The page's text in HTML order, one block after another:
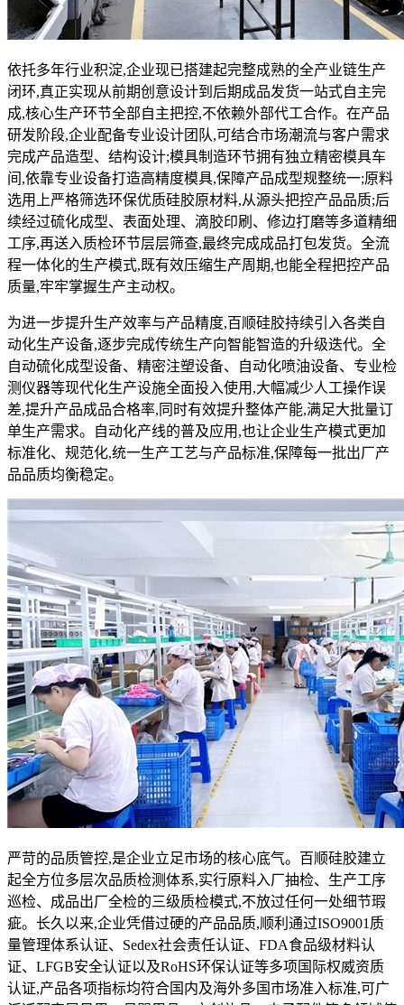
依托多年行业积淀,企业现已搭建起完整成熟的全产业链生产
闭环,真正实现从前期创意设计到后期成品发货一站式自主完
成,核心生产环节全部自主把控,不依赖外部代工合作。在产品
研发阶段,企业配备专业设计团队,可结合市场潮流与客户需求
完成产品造型、结构设计;模具制造环节拥有独立精密模具车
间,依靠专业设备打造高精度模具,保障产品成型规整统一;原料
选用上严格筛选环保优质硅胶原材料,从源头把控产品品质;后
续经过硫化成型、表面处理、滴胶印刷、修边打磨等多道精细
工序,再送入质检环节层层筛查,最终完成成品打包发货。全流
程一体化的生产模式,既有效压缩生产周期,也能全程把控产品
质量,牢牢掌握生产主动权。
为进一步提升生产效率与产品精度,百顺硅胶持续引入各类自
动化生产设备,逐步完成传统生产向智能智造的升级迭代。全
自动硫化成型设备、精密注塑设备、自动化喷油设备、专业检
测仪器等现代化生产设施全面投入使用,大幅减少人工操作误
差,提升产品成品合格率,同时有效提升整体产能,满足大批量订
单生产需求。自动化产线的普及应用,也让企业生产模式更加
标准化、规范化,统一生产工艺与产品标准,保障每一批出厂产
品品质均衡稳定。
严苛的品质管控,是企业立足市场的核心底气。百顺硅胶建立
起全方位多层次品质检测体系,实行原料入厂抽检、生产工序
巡检、成品出厂全检的三级质检模式,不放过任何一处细节瑕
疵。长久以来,企业凭借过硬的产品品质,顺利通过ISO9001质
量管理体系认证、Sedex社会责任认证、FDA食品级材料认
证、LFGB安全认证以及RoHS环保认证等多项国际权威资质
认证,产品各项指标均符合国内及海外多国市场准入标准,可广